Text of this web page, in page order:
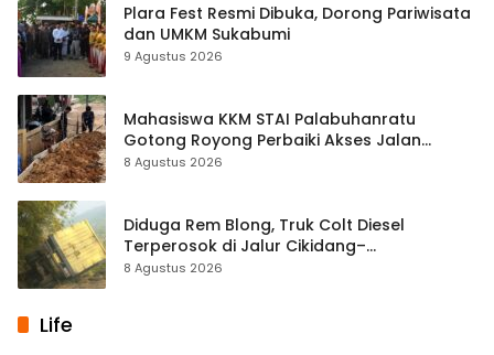
Plara Fest Resmi Dibuka, Dorong Pariwisata
dan UMKM Sukabumi
9 Agustus 2026
Mahasiswa KKM STAI Palabuhanratu
Gotong Royong Perbaiki Akses Jalan
Majelis Ta’lim di Sagaranten
8 Agustus 2026
Diduga Rem Blong, Truk Colt Diesel
Terperosok di Jalur Cikidang–
Palabuhanratu
8 Agustus 2026
Life